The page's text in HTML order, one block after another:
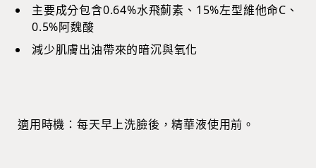
主要成分包含0.64%水飛薊素、15%左型維他命C、
0.5%阿魏酸
減少肌膚出油帶來的暗沉與氧化
適用時機：每天早上洗臉後，精華液使用前。